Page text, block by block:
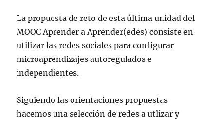
La propuesta de reto de esta última unidad del
MOOC Aprender a Aprender(edes) consiste en
utilizar las redes sociales para configurar
microaprendizajes autoregulados e
independientes.
Siguiendo las orientaciones propuestas
hacemos una selección de redes a utlizar y